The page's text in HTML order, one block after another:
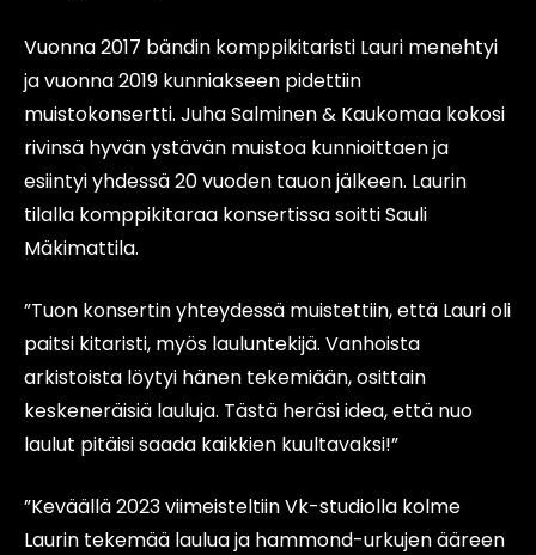
Vuonna 2017 bändin komppikitaristi Lauri menehtyi
ja vuonna 2019 kunniakseen pidettiin
muistokonsertti. Juha Salminen & Kaukomaa kokosi
rivinsä hyvän ystävän muistoa kunnioittaen ja
esiintyi yhdessä 20 vuoden tauon jälkeen. Laurin
tilalla komppikitaraa konsertissa soitti Sauli
Mäkimattila.
”Tuon konsertin yhteydessä muistettiin, että Lauri oli
paitsi kitaristi, myös lauluntekijä. Vanhoista
arkistoista löytyi hänen tekemiään, osittain
keskeneräisiä lauluja. Tästä heräsi idea, että nuo
laulut pitäisi saada kaikkien kuultavaksi!”
”Keväällä 2023 viimeisteltiin Vk-studiolla kolme
Laurin tekemää laulua ja hammond-urkujen ääreen